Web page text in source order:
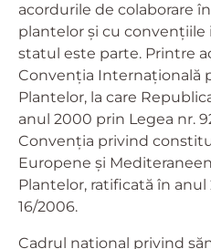
acordurile de colaborare
plantelor și cu convențiile
statul este parte. Printre
Convenția Internațională
Plantelor, la care
anul 2000 prin Legea nr.
Convenția privind
Europene și
Plantelor, ratificată în
16/2006.
Cadrul național privind